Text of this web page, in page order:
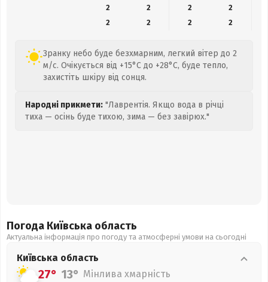
2
2 2
2
2
2 2 2
Зранку небо буде безхмарним, легкий вітер до 2
м/с. Очікується від +15°C до +28°C, буде тепло,
захистіть шкіру від сонця.
Народні прикмети: "Лаврентія. Якщо вода в річці
тиха — осінь буде тихою, зима — без завірюх."
Погода Київська область
Актуальна інформація про погоду та атмосферні умови на сьогодні
Київська область
27° 13° Мінлива хмарність